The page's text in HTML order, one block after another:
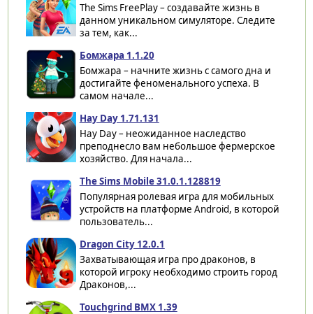
The Sims FreePlay – создавайте жизнь в
данном уникальном симуляторе. Следите
за тем, как...
Бомжара 1.1.20
Бомжара – начните жизнь с самого дна и
достигайте феноменального успеха. В
самом начале...
Hay Day 1.71.131
Hay Day – неожиданное наследство
преподнесло вам небольшое фермерское
хозяйство. Для начала...
The Sims Mobile 31.0.1.128819
Популярная ролевая игра для мобильных
устройств на платформе Android, в которой
пользователь...
Dragon City 12.0.1
Захватывающая игра про драконов, в
которой игроку необходимо строить город
Драконов,...
Touchgrind BMX 1.39